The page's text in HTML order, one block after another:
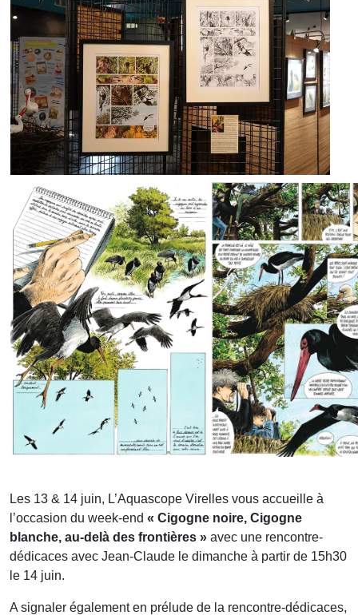
Les 13 & 14 juin, L’Aquascope Virelles vous accueille à
l’occasion du week-end « Cigogne noire, Cigogne
blanche, au-delà des frontières » avec une rencontre-
dédicaces avec Jean-Claude le dimanche à partir de 15h30
le 14 juin.
A signaler également en prélude de la rencontre-dédicaces,